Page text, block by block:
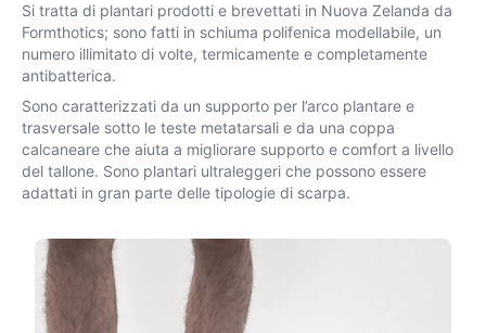
Si tratta di plantari prodotti e brevettati in Nuova Zelanda da
Formthotics; sono fatti in schiuma polifenica modellabile, un
numero illimitato di volte, termicamente e completamente
antibatterica.
Sono caratterizzati da un supporto per l’arco plantare e
trasversale sotto le teste metatarsali e da una coppa
calcaneare che aiuta a migliorare supporto e comfort a livello
del tallone. Sono plantari ultraleggeri che possono essere
adattati in gran parte delle tipologie di scarpa.